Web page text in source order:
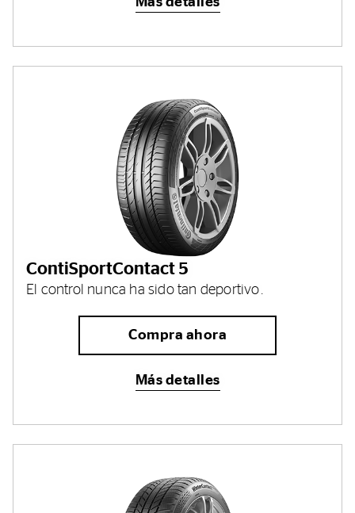
ContiSportContact 5
El control nunca ha sido tan deportivo.
Compra ahora
Más detalles